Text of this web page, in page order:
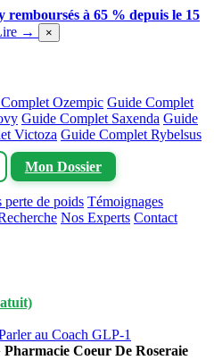
à 65 % depuis le 15
→ ×
Ozempic Guide Complet
Guide Complet Saxenda Guide
Victoza Guide Complet Rybelsus
Mon Dossier
perte de poids Témoignages
Nos Experts Contact
au Coach GLP-1
Pharmacie Coeur De Roseraie